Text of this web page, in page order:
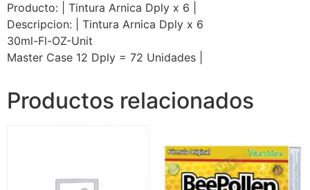
Producto: | Tintura Arnica Dply x 6 |
Descripcion: | Tintura Arnica Dply x 6
30ml-Fl-OZ-Unit
Master Case 12 Dply = 72 Unidades |
Productos relacionados